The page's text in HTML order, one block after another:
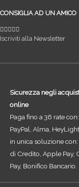
CONSIGLIA AD UN AMICO
Iscriviti alla Newsletter
Sicurezza negli
online
Paga fino a 36 rate con:
PayPal, Alma,
in unica soluzione con:
di Credito, Apple Pay,
Pay, Bonifico Bancario.